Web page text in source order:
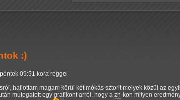
:)
09:51 kora reggel
hallottam magam körül két mókás sztorit melyek közül az
mutogatott egy grafikont arról, hogy a zh-kon milyen